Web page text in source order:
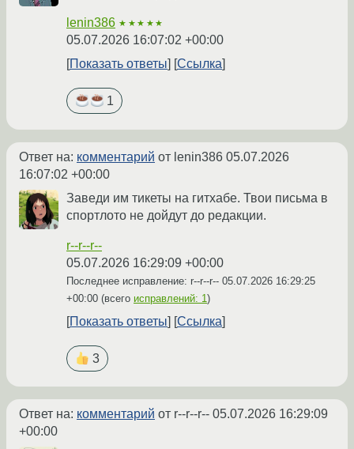
lenin386 ★★★★★
05.07.2026 16:07:02 +00:00
Показать ответы
Ссылка
1
Ответ на: комментарий от lenin386 05.07.2026
16:07:02 +00:00
Заведи им тикеты на гитхабе. Твои письма в
спортлото не дойдут до редакции.
r--r--r--
05.07.2026 16:29:09 +00:00
Последнее исправление: r--r--r-- 05.07.2026 16:29:25
+00:00 (всего исправлений: 1)
Показать ответы Ссылка
3
Ответ на: комментарий от r--r--r-- 05.07.2026 16:29:09
+00:00